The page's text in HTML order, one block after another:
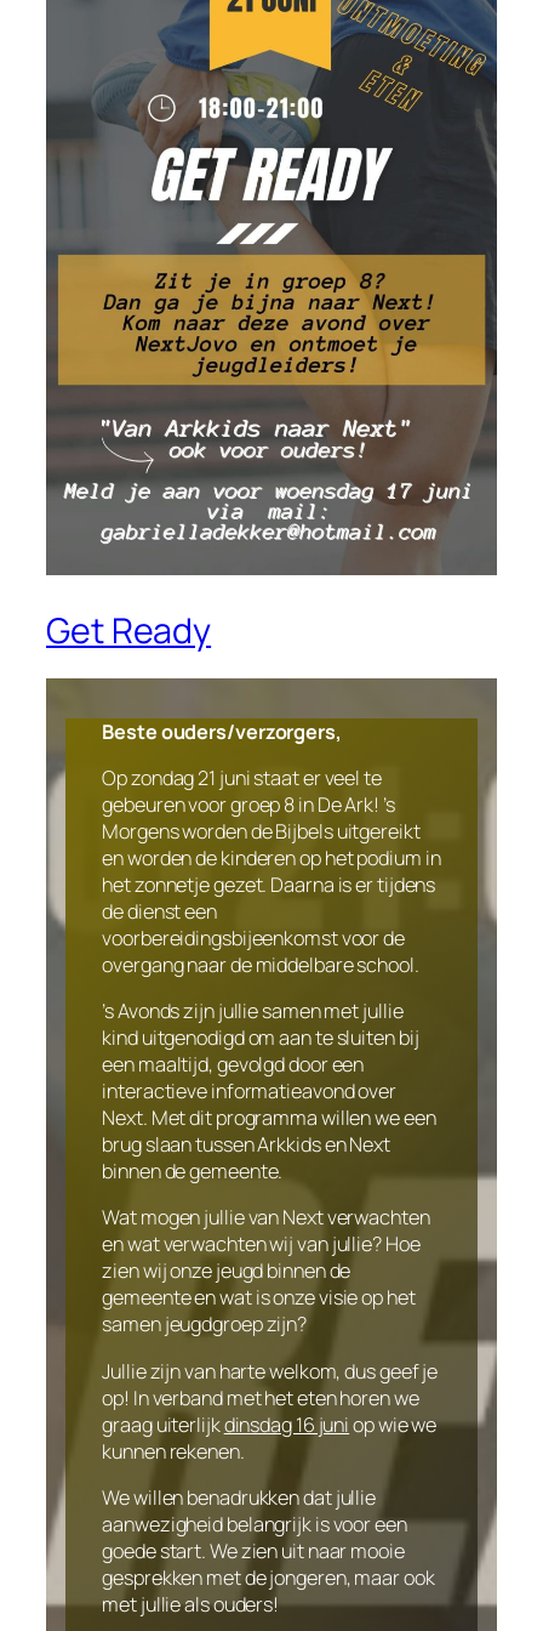
Get Ready
Beste ouders/verzorgers,
Op zondag 21 juni staat er veel te
gebeuren voor groep 8 in De Ark! ’s
Morgens worden de Bijbels uitgereikt
en worden de kinderen op het podium in
het zonnetje gezet. Daarna is er tijdens
de dienst een
voorbereidingsbijeenkomst voor de
overgang naar de middelbare school.
’s Avonds zijn jullie samen met jullie
kind uitgenodigd om aan te sluiten bij
een maaltijd, gevolgd door een
interactieve informatieavond over
Next. Met dit programma willen we een
brug slaan tussen Arkkids en Next
binnen de gemeente.
Wat mogen jullie van Next verwachten
en wat verwachten wij van jullie? Hoe
zien wij onze jeugd binnen de
gemeente en wat is onze visie op het
samen jeugdgroep zijn?
Jullie zijn van harte welkom, dus geef je
op! In verband met het eten horen we
graag uiterlijkdinsdag 16 juniop wie we
kunnen rekenen.
We willen benadrukken dat jullie
aanwezigheid belangrijk is voor een
goede start. We zien uit naar mooie
gesprekken met de jongeren, maar ook
met jullie als ouders!